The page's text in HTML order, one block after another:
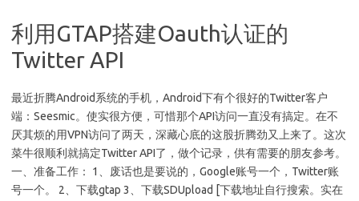
利用GTAP搭建Oauth认证的
Twitter API
最近折腾Android系统的手机，Android下有个很好的Twitter客户
端：Seesmic。使实很方便，可惜那个API访问一直没有搞定。在不
厌其烦的用VPN访问了两天，深藏心底的这股折腾劲又上来了。这次
菜牛很顺利就搞定Twitter API了，做个记录，供有需要的朋友参考。
一、准备工作： 1、废话也是要说的，Google账号一个，Twitter账
号一个。 2、下载gtap 3、下载SDUpload [下载地址自行搜索。实在